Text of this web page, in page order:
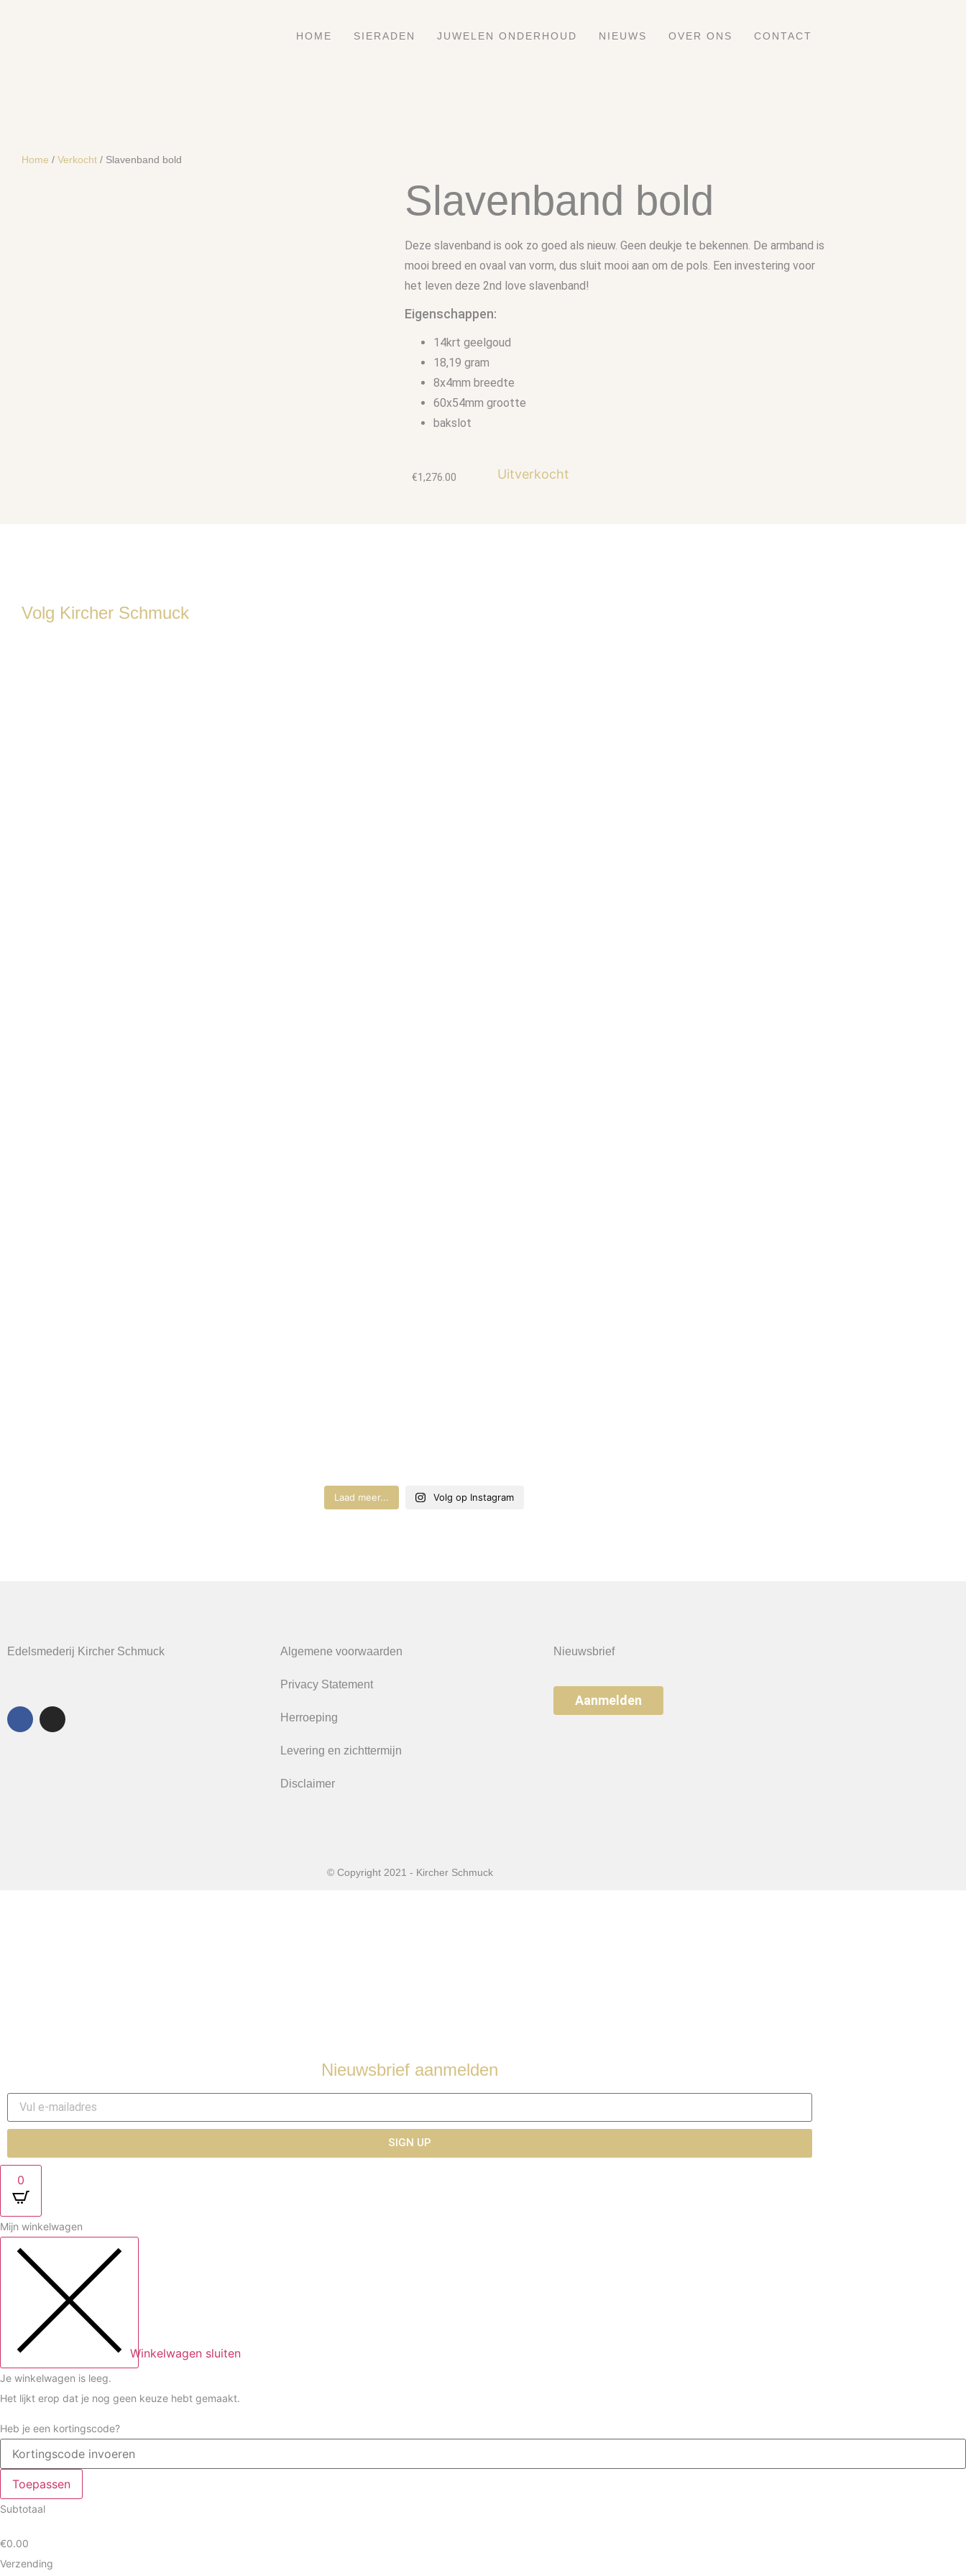
HOME SIERADEN JUWELEN ONDERHOUD NIEUWS OVER ONS CONTACT
Home / Verkocht / Slavenband bold
Slavenband bold
Deze slavenband is ook zo goed als nieuw. Geen deukje te bekennen. De armband is
mooi breed en ovaal van vorm, dus sluit mooi aan om de pols. Een investering voor
het leven deze 2nd love slavenband!
Eigenschappen:
14krt geelgoud
18,19 gram
8x4mm breedte
60x54mm grootte
bakslot
€1,276.00 Uitverkocht
Volg Kircher Schmuck
Laad meer... Volg op Instagram
Edelsmederij Kircher Schmuck Algemene voorwaarden
Privacy Statement
Herroeping
Levering en zichttermijn
Disclaimer
Nieuwsbrief
Aanmelden
© Copyright 2021 - Kircher Schmuck
Nieuwsbrief aanmelden
SIGN UP
0
Mijn winkelwagen
Winkelwagen sluiten
Je winkelwagen is leeg.
Het lijkt erop dat je nog geen keuze hebt gemaakt.
Heb je een kortingscode?
Toepassen
Subtotaal
€0.00
Verzending